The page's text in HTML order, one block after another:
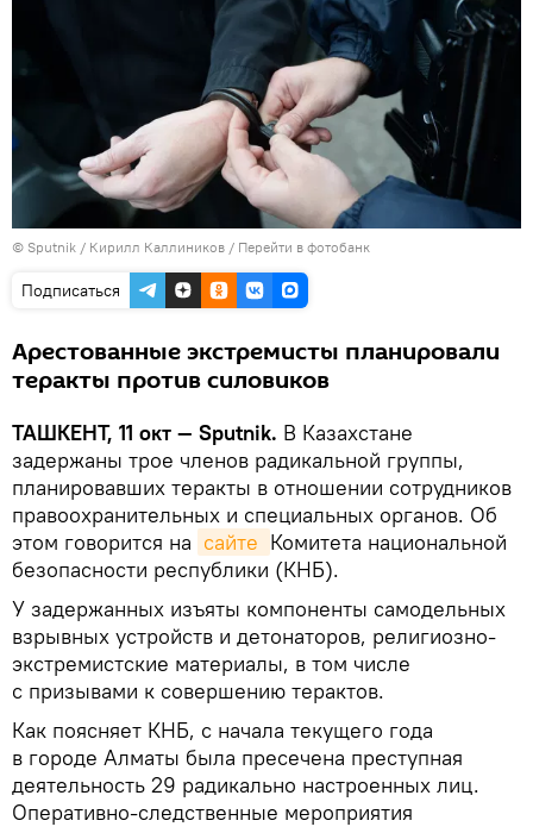
© Sputnik / Кирилл Каллиников / Перейти в фотобанк
Подписаться
Арестованные экстремисты планировали
теракты против силовиков
ТАШКЕНТ, 11 окт — Sputnik. В Казахстане
задержаны трое членов радикальной группы,
планировавших теракты в отношении сотрудников
правоохранительных и специальных органов. Об
этом говорится на сайте Комитета национальной
безопасности республики (КНБ).
У задержанных изъяты компоненты самодельных
взрывных устройств и детонаторов, религиозно-
экстремистские материалы, в том числе
с призывами к совершению терактов.
Как поясняет КНБ, с начала текущего года
в городе Алматы была пресечена преступная
деятельность 29 радикально настроенных лиц.
Оперативно-следственные мероприятия